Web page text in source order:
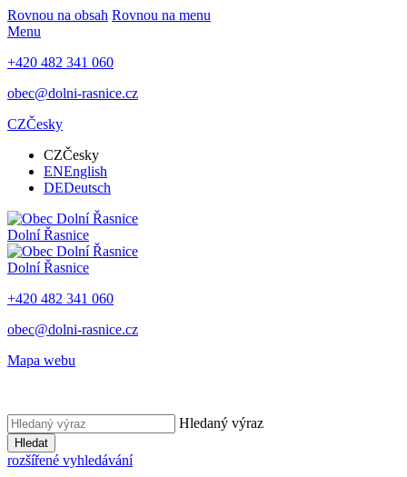
Rovnou na obsah Rovnou na menu
Menu
+420 482 341 060
obec@dolni-rasnice.cz
CZČesky
CZČesky
ENEnglish
DEDeutsch
Dolní Řasnice
Dolní Řasnice
+420 482 341 060
obec@dolni-rasnice.cz
Mapa webu
Hledaný výraz
Hledat
rozšířené vyhledávání